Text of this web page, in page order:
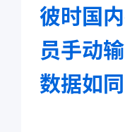
彼时国
员手动
数据如